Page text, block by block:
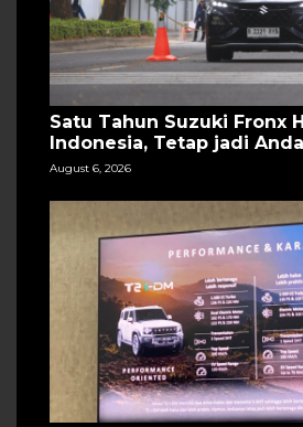
Satu Tahun Suzuki Fronx
Indonesia, Tetap jadi
August 6, 2026